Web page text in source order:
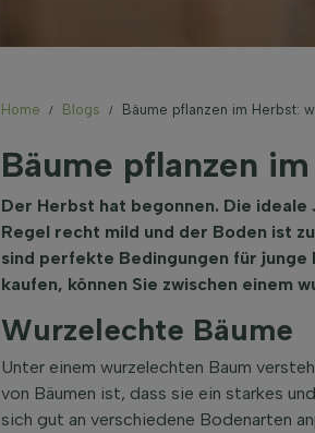
Home Blogs Bäume pflanzen im Herbst:
Bäume pflanzen
Der Herbst hat begonnen. Die ideale
Regel recht mild und der Boden ist
sind perfekte Bedingungen für junge
kaufen, können Sie zwischen einem
Wurzelechte Bäume
Unter einem wurzelechten Baum
von Bäumen ist, dass sie ein starkes
sich gut an verschiedene Bodenarten